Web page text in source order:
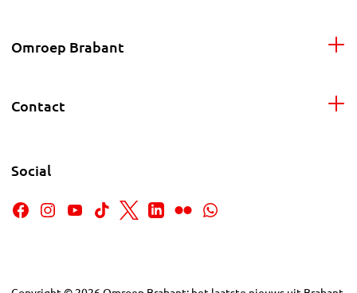
Omroep Brabant
Contact
Social